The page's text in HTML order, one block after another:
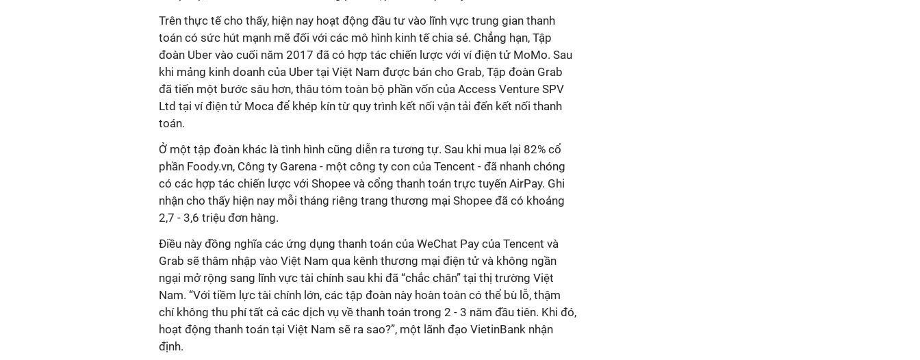
Trên thực tế cho thấy, hiện nay hoạt động đầu tư vào lĩnh vực trung gian thanh
toán có sức hút mạnh mẽ đối với các mô hình kinh tế chia sẻ. Chẳng hạn, Tập
đoàn Uber vào cuối năm 2017 đã có hợp tác chiến lược với ví điện tử MoMo. Sau
khi mảng kinh doanh của Uber tại Việt Nam được bán cho Grab, Tập đoàn Grab
đã tiến một bước sâu hơn, thâu tóm toàn bộ phần vốn của Access Venture SPV
Ltd tại ví điện tử Moca để khép kín từ quy trình kết nối vận tải đến kết nối thanh
toán.
Ở một tập đoàn khác là tình hình cũng diễn ra tương tự. Sau khi mua lại 82% cổ
phần Foody.vn, Công ty Garena - một công ty con của Tencent - đã nhanh chóng
có các hợp tác chiến lược với Shopee và cổng thanh toán trực tuyến AirPay. Ghi
nhận cho thấy hiện nay mỗi tháng riêng trang thương mại Shopee đã có khoảng
2,7 - 3,6 triệu đơn hàng.
Điều này đồng nghĩa các ứng dụng thanh toán của WeChat Pay của Tencent và
Grab sẽ thâm nhập vào Việt Nam qua kênh thương mại điện tử và không ngần
ngại mở rộng sang lĩnh vực tài chính sau khi đã “chắc chân” tại thị trường Việt
Nam. “Với tiềm lực tài chính lớn, các tập đoàn này hoàn toàn có thể bù lỗ, thậm
chí không thu phí tất cả các dịch vụ về thanh toán trong 2 - 3 năm đầu tiên. Khi đó,
hoạt động thanh toán tại Việt Nam sẽ ra sao?”, một lãnh đạo VietinBank nhận
định.